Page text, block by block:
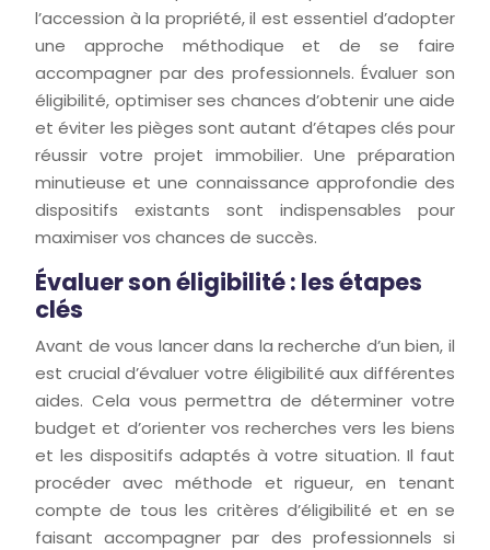
l’accession à la propriété, il est essentiel d’adopter
une approche méthodique et de se faire
accompagner par des professionnels. Évaluer son
éligibilité, optimiser ses chances d’obtenir une aide
et éviter les pièges sont autant d’étapes clés pour
réussir votre projet immobilier. Une préparation
minutieuse et une connaissance approfondie des
dispositifs existants sont indispensables pour
maximiser vos chances de succès.
Évaluer son éligibilité : les étapes
clés
Avant de vous lancer dans la recherche d’un bien, il
est crucial d’évaluer votre éligibilité aux différentes
aides. Cela vous permettra de déterminer votre
budget et d’orienter vos recherches vers les biens
et les dispositifs adaptés à votre situation. Il faut
procéder avec méthode et rigueur, en tenant
compte de tous les critères d’éligibilité et en se
faisant accompagner par des professionnels si